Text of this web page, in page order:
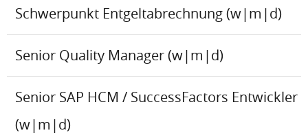
Schwerpunkt Entgeltabrechnung (w|m|d)
Senior Quality Manager (w|m|d)
Senior SAP HCM / SuccessFactors Entwickler
(w|m|d)